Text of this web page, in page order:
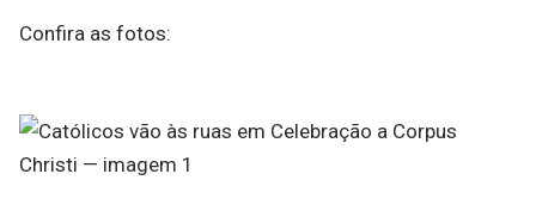
Confira as fotos: